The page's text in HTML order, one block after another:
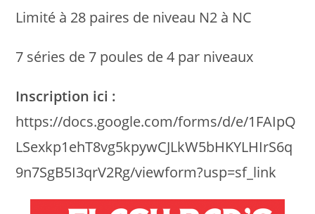
Limité à 28 paires de niveau N2 à NC
7 séries de 7 poules de 4 par niveaux
Inscription ici :
https://docs.google.com/forms/d/e/1FAIpQ
LSexkp1ehT8vg5kpywCJLkW5bHKYLHIrS6q
9n7SgB5I3qrV2Rg/viewform?usp=sf_link